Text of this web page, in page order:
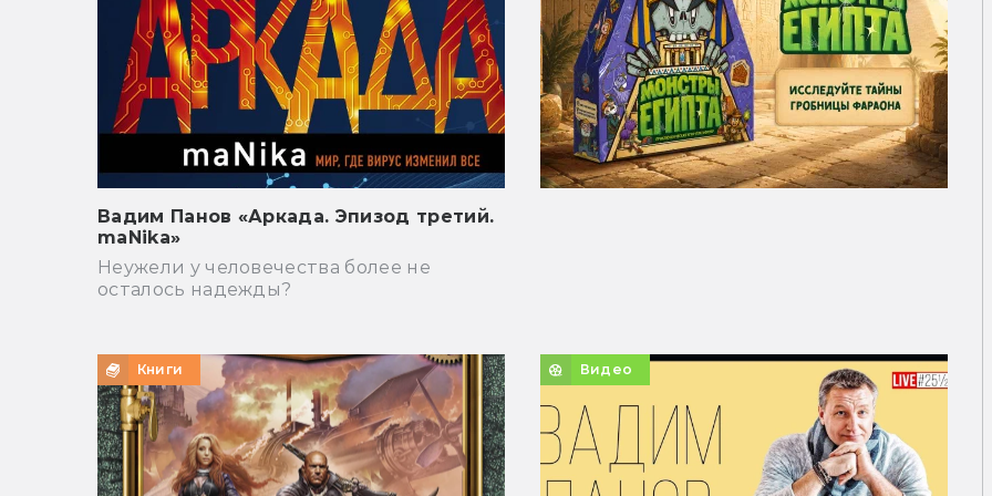
Вадим Панов «Аркада. Эпизод третий.
maNika»
Неужели у человечества более не
осталось надежды?
Книги Видео